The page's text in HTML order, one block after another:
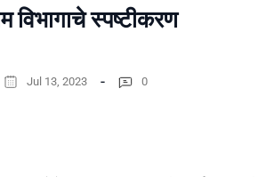
विभागाचे स्पष्टीकरण
Jul 13, 2023 0